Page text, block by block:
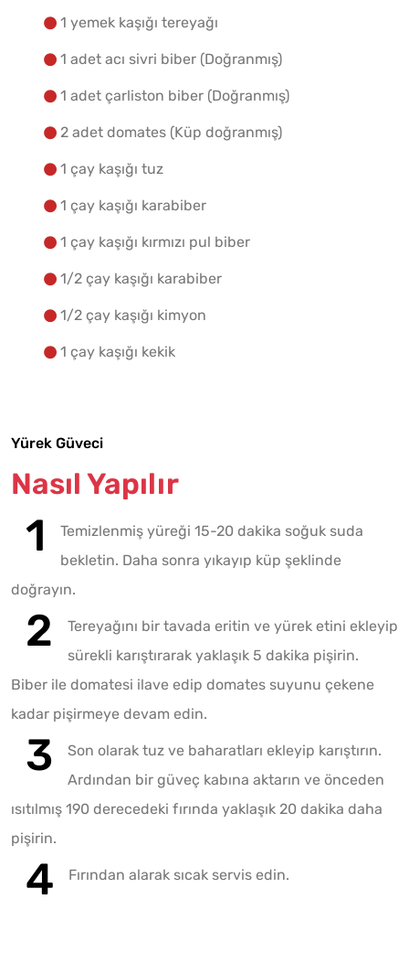
1 yemek kaşığı tereyağı
1 adet acı sivri biber (Doğranmış)
1 adet çarliston biber (Doğranmış)
2 adet domates (Küp doğranmış)
1 çay kaşığı tuz
1 çay kaşığı karabiber
1 çay kaşığı kırmızı pul biber
1/2 çay kaşığı karabiber
1/2 çay kaşığı kimyon
1 çay kaşığı kekik
Yürek Güveci
Nasıl Yapılır
Temizlenmiş yüreği 15-20 dakika soğuk suda
bekletin. Daha sonra yıkayıp küp şeklinde
doğrayın.
Tereyağını bir tavada eritin ve yürek etini ekleyip
sürekli karıştırarak yaklaşık 5 dakika pişirin.
Biber ile domatesi ilave edip domates suyunu çekene
kadar pişirmeye devam edin.
Son olarak tuz ve baharatları ekleyip karıştırın.
Ardından bir güveç kabına aktarın ve önceden
ısıtılmış 190 derecedeki fırında yaklaşık 20 dakika daha
pişirin.
Fırından alarak sıcak servis edin.